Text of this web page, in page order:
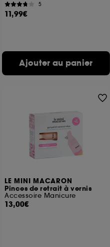
5
11,99€
Ajouter au panier
LE MINI MACARON
Pinces de retrait à vernis
Accessoire Manicure
13,00€